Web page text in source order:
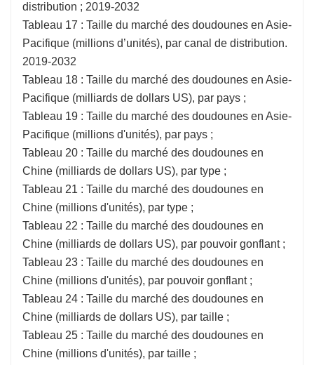
distribution ; 2019-2032
Tableau 17 : Taille du marché des doudounes en Asie-
Pacifique (millions d’unités), par canal de distribution.
2019-2032
Tableau 18 : Taille du marché des doudounes en Asie-
Pacifique (milliards de dollars US), par pays ;
Tableau 19 : Taille du marché des doudounes en Asie-
Pacifique (millions d'unités), par pays ;
Tableau 20 : Taille du marché des doudounes en
Chine (milliards de dollars US), par type ;
Tableau 21 : Taille du marché des doudounes en
Chine (millions d'unités), par type ;
Tableau 22 : Taille du marché des doudounes en
Chine (milliards de dollars US), par pouvoir gonflant ;
Tableau 23 : Taille du marché des doudounes en
Chine (millions d'unités), par pouvoir gonflant ;
Tableau 24 : Taille du marché des doudounes en
Chine (milliards de dollars US), par taille ;
Tableau 25 : Taille du marché des doudounes en
Chine (millions d'unités), par taille ;